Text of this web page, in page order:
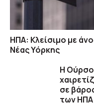
ΗΠΑ: Κλείσιμο με
Νέας Υόρκης
Η
σε
των ΗΠΑ